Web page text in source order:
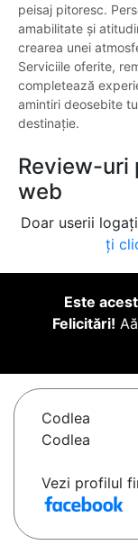
peisaj pitoresc.
amabilitate și
crearea unei
Serviciile oferite,
completează
amintiri deosebite
destinație.
Review-uri
web
Doar userii
ți
Este
Felicitări!
Codlea
Codlea
Vezi profilul